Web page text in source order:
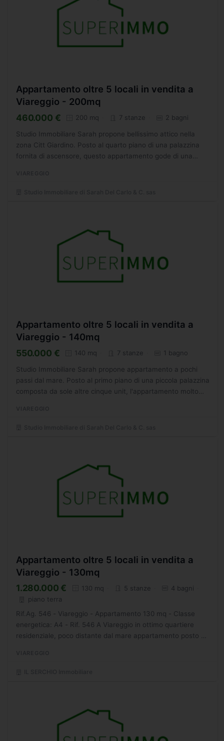
Appartamento oltre 5 locali in vendita a
Viareggio - 200mq
460.000 € 200 mq 7 stanze 2 bagni
Studio Immobiliare Sarah propone bellissimo attico nella
zona Citt Giardino. Posto al quarto piano di una palazzina
fornita di ascensore, questo appartamento gode di una
Appartamento oltre 5 locali in vendita a
Viareggio - 140mq
550.000 € 140 mq 7 stanze 1 bagno
Studio Immobiliare Sarah propone appartamento a pochi
passi dal mare. Posto al primo piano di una piccola palazzina
composta da sole altre cinque unit, l'appartamento molto
Appartamento oltre 5 locali in vendita a
Viareggio - 130mq
1.280.000 € 130 mq 5 stanze
4 bagni
piano terra
Rif.Ag. 546 - Viareggio - Appartamento 130 mq - Classe
energetica: A4 - Rif. 546 A Viareggio in ottimo quartiere
residenziale, poco distante dal mare appartamento posto a